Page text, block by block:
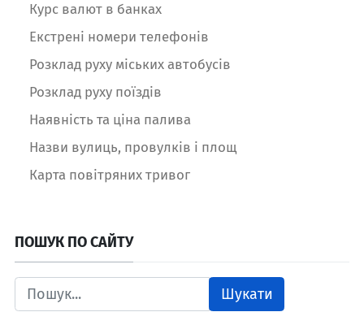
Курс валют в банках
Екстрені номери телефонів
Розклад руху міських автобусів
Розклад руху поїздів
Наявність та ціна палива
Назви вулиць, провулків і площ
Карта повітряних тривог
ПОШУК ПО САЙТУ
Шукати